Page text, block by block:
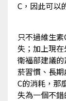
C，因此可以
只不過維生
失；加上現
衛福部建議
菸習慣、長
C的消耗，那
失為一個不錯